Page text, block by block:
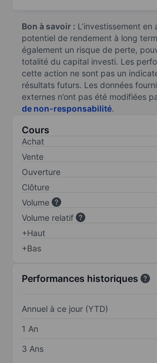
Bon à savoir : L’investissement
potentiel de rendement à long
également un risque de perte,
totalité du capital investi. Les
cette action ne sont pas un
résultats futurs. Les données
externes n’ont pas été modifiées
de non-responsabilité.
Cours
Achat
Vente
Ouverture
Clôture
Volume
Volume relatif
+Haut
+Bas
Performances historiques
Annuel à ce jour (YTD)
1 An
3 Ans